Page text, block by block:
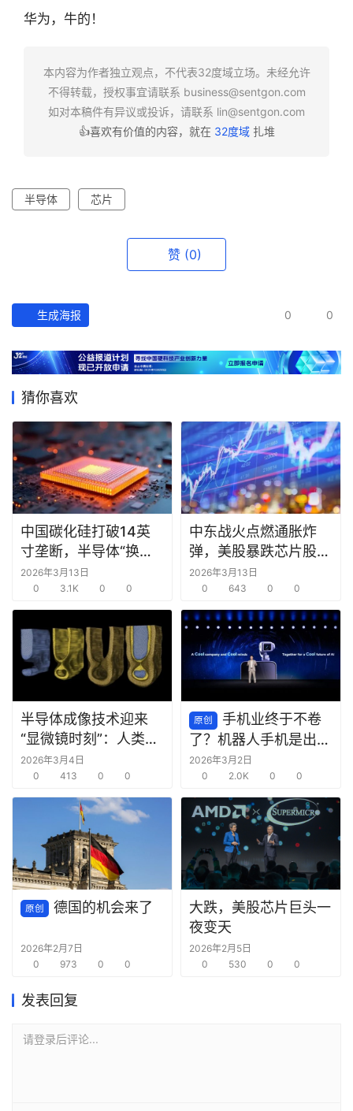
窗
合
华为，牛的！
本内容为作者独立观点，不代表32度域立场。未经允许
不得转载，授权事宜请联系 business@sentgon.com
如对本稿件有异议或投诉，请联系 lin@sentgon.com
👍喜欢有价值的内容，就在 32度域扎堆
半导体 芯片
赞 (0)
生成海报 0 0
猜你喜欢
中国碳化硅打破14英
寸垄断，半导体“换道
超车”时机已至？
2026年3月13日
0
3.1K 0 0
中东战火点燃通胀炸
弹，美股暴跌芯片股领
跌
2026年3月13日
0
643 0 0
半导体成像技术迎来
“显微镜时刻”：人类首
次看清芯片内部“鼠咬”
缺陷
2026年3月4日
0
413 0 0
原创
手机业终于不卷
了？机器人手机是出路
还是死路？
2026年3月2日
0
2.0K 0 0
原创 德国的机会来了
2026年2月7日
0
973 0 0
大跌，美股芯片巨头一
夜变天
2026年2月5日
0
530 0 0
发表回复
请登录后评论...